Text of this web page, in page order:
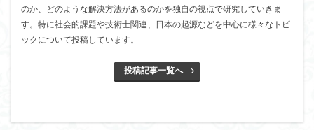
のか、どのような解決方法があるのかを独自の視点で研究していきま
す。特に社会的課題や技術士関連、日本の起源などを中心に様々なトピ
ックについて投稿しています。
投稿記事一覧へ